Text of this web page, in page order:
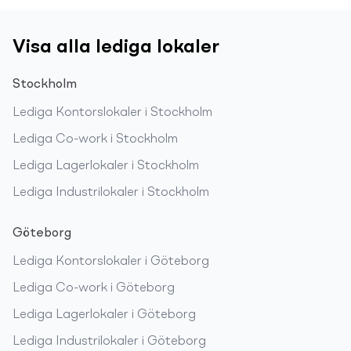
Visa alla lediga lokaler
Stockholm
Lediga Kontorslokaler i Stockholm
Lediga Co-work i Stockholm
Lediga Lagerlokaler i Stockholm
Lediga Industrilokaler i Stockholm
Göteborg
Lediga Kontorslokaler i Göteborg
Lediga Co-work i Göteborg
Lediga Lagerlokaler i Göteborg
Lediga Industrilokaler i Göteborg